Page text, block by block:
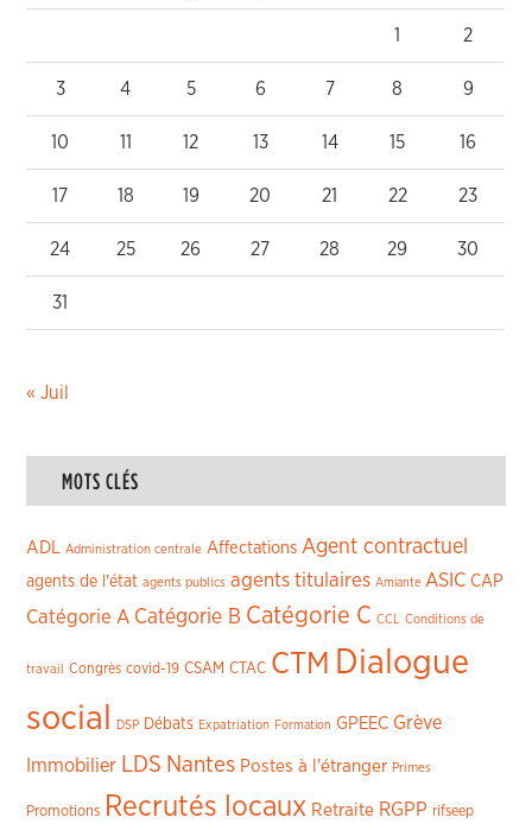
1 2
3 4 5 6 7 8 9
10 11 12 13 14 15 16
17 18 19 20 21 22 23
24 25 26 27 28 29 30
31
« Juil
MOTS CLÉS
ADL Administration centrale Affectations Agent contractuel
agents de l'état agents publics agents titulaires Amiante ASIC CAP
Catégorie A Catégorie B Catégorie C CCL Conditions de
travail Congrès covid-19 CSAM CTAC CTM Dialogue
social
DSP Débats Expatriation Formation GPEEC Grève
Immobilier LDS Nantes Postes à l'étranger Primes
Promotions Recrutés locaux Retraite RGPP rifseep